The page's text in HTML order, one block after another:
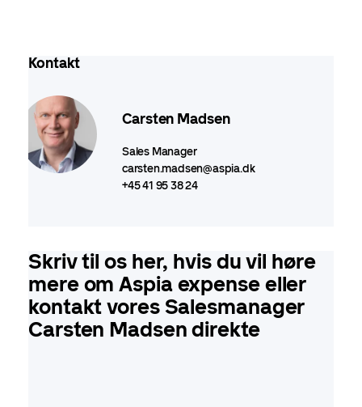
Kontakt
Carsten Madsen
Sales Manager
carsten.madsen@aspia.dk
+45 41 95 38 24
Skriv til os her, hvis du vil høre
mere om Aspia expense eller
kontakt vores Salesmanager
Carsten Madsen direkte